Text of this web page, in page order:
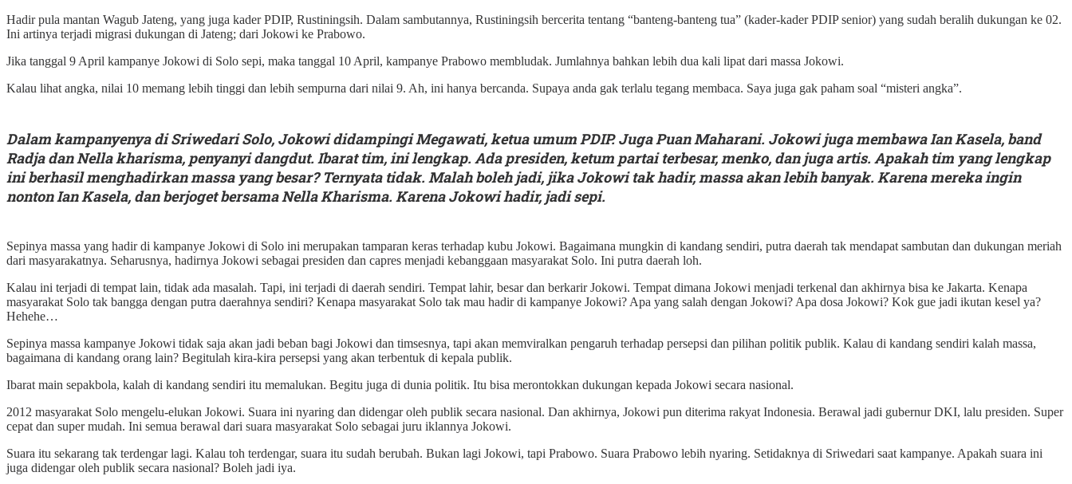
Hadir pula mantan Wagub Jateng, yang juga kader PDIP, Rustiningsih. Dalam sambutannya, Rustiningsih bercerita tentang “banteng-banteng tua” (kader-kader PDIP senior) yang sudah beralih dukungan ke 02.
Ini artinya terjadi migrasi dukungan di Jateng; dari Jokowi ke Prabowo.
Jika tanggal 9 April kampanye Jokowi di Solo sepi, maka tanggal 10 April, kampanye Prabowo membludak. Jumlahnya bahkan lebih dua kali lipat dari massa Jokowi.
Kalau lihat angka, nilai 10 memang lebih tinggi dan lebih sempurna dari nilai 9. Ah, ini hanya bercanda. Supaya anda gak terlalu tegang membaca. Saya juga gak paham soal “misteri angka”.
Dalam kampanyenya di Sriwedari Solo, Jokowi didampingi Megawati, ketua umum PDIP. Juga Puan Maharani. Jokowi juga membawa Ian Kasela, band
Radja dan Nella kharisma, penyanyi dangdut. Ibarat tim, ini lengkap. Ada presiden, ketum partai terbesar, menko, dan juga artis. Apakah tim yang lengkap
ini berhasil menghadirkan massa yang besar? Ternyata tidak. Malah boleh jadi, jika Jokowi tak hadir, massa akan lebih banyak. Karena mereka ingin
nonton Ian Kasela, dan berjoget bersama Nella Kharisma. Karena Jokowi hadir, jadi sepi.
Sepinya massa yang hadir di kampanye Jokowi di Solo ini merupakan tamparan keras terhadap kubu Jokowi. Bagaimana mungkin di kandang sendiri, putra daerah tak mendapat sambutan dan dukungan meriah
dari masyarakatnya. Seharusnya, hadirnya Jokowi sebagai presiden dan capres menjadi kebanggaan masyarakat Solo. Ini putra daerah loh.
Kalau ini terjadi di tempat lain, tidak ada masalah. Tapi, ini terjadi di daerah sendiri. Tempat lahir, besar dan berkarir Jokowi. Tempat dimana Jokowi menjadi terkenal dan akhirnya bisa ke Jakarta. Kenapa
masyarakat Solo tak bangga dengan putra daerahnya sendiri? Kenapa masyarakat Solo tak mau hadir di kampanye Jokowi? Apa yang salah dengan Jokowi? Apa dosa Jokowi? Kok gue jadi ikutan kesel ya?
Hehehe…
Sepinya massa kampanye Jokowi tidak saja akan jadi beban bagi Jokowi dan timsesnya, tapi akan memviralkan pengaruh terhadap persepsi dan pilihan politik publik. Kalau di kandang sendiri kalah massa,
bagaimana di kandang orang lain? Begitulah kira-kira persepsi yang akan terbentuk di kepala publik.
Ibarat main sepakbola, kalah di kandang sendiri itu memalukan. Begitu juga di dunia politik. Itu bisa merontokkan dukungan kepada Jokowi secara nasional.
2012 masyarakat Solo mengelu-elukan Jokowi. Suara ini nyaring dan didengar oleh publik secara nasional. Dan akhirnya, Jokowi pun diterima rakyat Indonesia. Berawal jadi gubernur DKI, lalu presiden. Super
cepat dan super mudah. Ini semua berawal dari suara masyarakat Solo sebagai juru iklannya Jokowi.
Suara itu sekarang tak terdengar lagi. Kalau toh terdengar, suara itu sudah berubah. Bukan lagi Jokowi, tapi Prabowo. Suara Prabowo lebih nyaring. Setidaknya di Sriwedari saat kampanye. Apakah suara ini
juga didengar oleh publik secara nasional? Boleh jadi iya.